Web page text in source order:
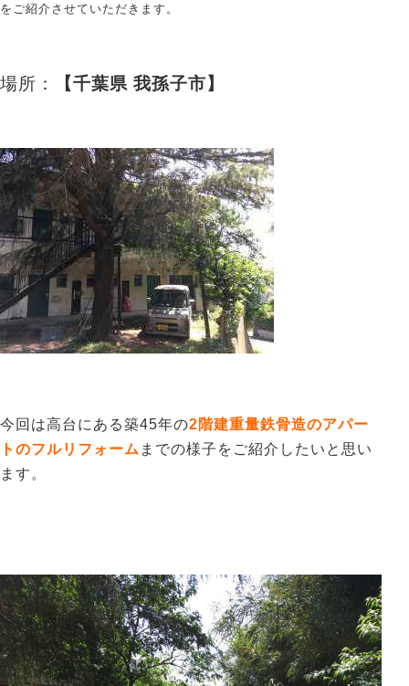
をご紹介させていただきます 。
場所： 【千葉県 我孫子市】
今回は高台にある築45年の2階建重量鉄骨造のアパー
トのフルリフォーム までの様子をご紹介したいと思い
ます。